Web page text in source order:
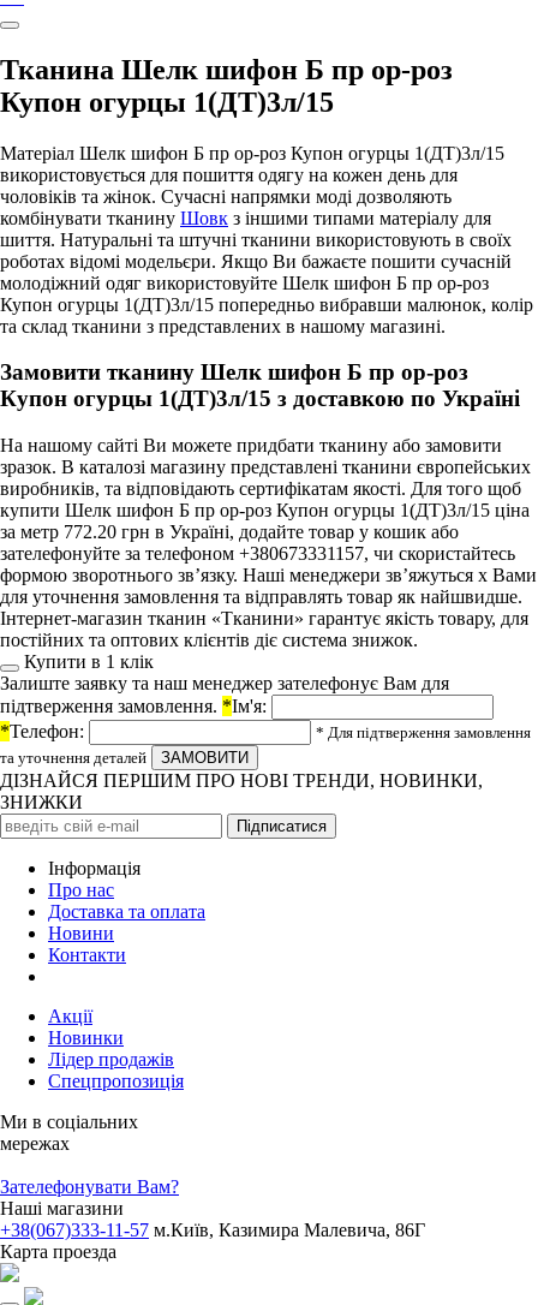
Тканина Шелк шифон Б пр ор-роз
Купон огурцы 1(ДТ)3л/15
Матеріал Шелк шифон Б пр ор-роз Купон огурцы 1(ДТ)3л/15
використовується для пошиття одягу на кожен день для
чоловіків та жінок. Сучасні напрямки моді дозволяють
комбінувати тканину Шовк з іншими типами матеріалу для
шиття. Натуральні та штучні тканини використовують в своїх
роботах відомі модельєри. Якщо Ви бажаєте пошити сучасній
молодіжний одяг використовуйте Шелк шифон Б пр ор-роз
Купон огурцы 1(ДТ)3л/15 попередньо вибравши малюнок, колір
та склад тканини з представлених в нашому магазині.
Замовити тканину Шелк шифон Б пр ор-роз
Купон огурцы 1(ДТ)3л/15 з доставкою по Україні
На нашому сайті Ви можете придбати тканину або замовити
зразок. В каталозі магазину представлені тканини європейських
виробників, та відповідають сертифікатам якості. Для того щоб
купити Шелк шифон Б пр ор-роз Купон огурцы 1(ДТ)3л/15 ціна
за метр 772.20 грн в Україні, додайте товар у кошик або
зателефонуйте за телефоном +380673331157, чи скористайтесь
формою зворотнього зв’язку. Наші менеджери зв’яжуться х Вами
для уточнення замовлення та відправлять товар як найшвидше.
Інтернет-магазин тканин «Тканини» гарантує якість товару, для
постійних та оптових клієнтів діє система знижок.
Купити в 1 клiк
Залиште заявку та наш менеджер зателефонує Вам для
підтверження замовлення. *Ім'я:
*Телефон:
* Для підтверження замовлення
та уточнення деталей
ДІЗНАЙСЯ ПЕРШИМ ПРО НОВІ ТРЕНДИ, НОВИНКИ,
ЗНИЖКИ
Iнформація
Про нас
Доставка та оплата
Новини
Контакти
Акції
Новинки
Лідер продажів
Спецпропозиція
Ми в соціальних
мережах
Зателефонувати Вам?
Наші магазини
+38(067)333-11-57 м.Київ, Казимира Малевича, 86Г
Карта проезда